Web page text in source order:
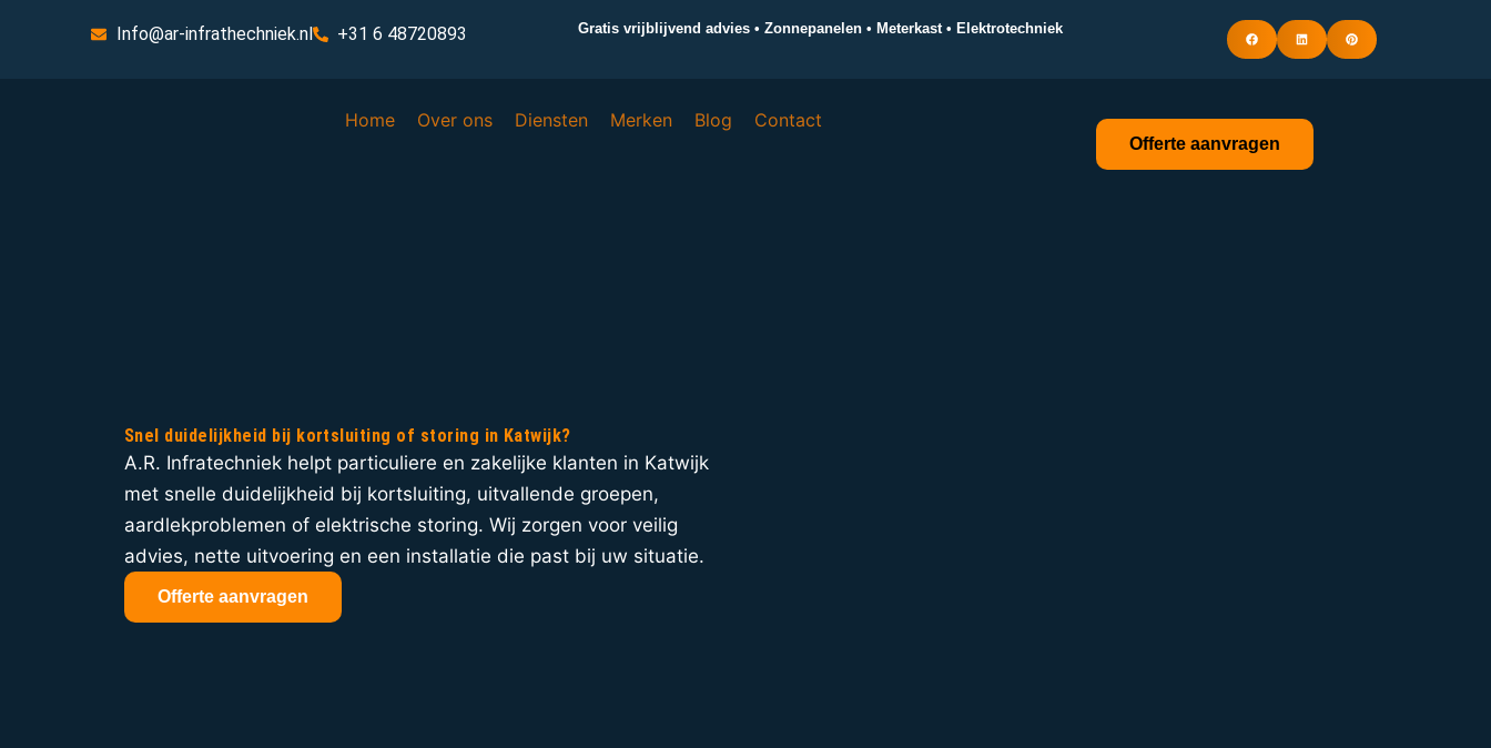
Info@ar-infrathechniek.nl +31 6 48720893 Gratis vrijblijvend advies • Zonnepanelen • Meterkast • Elektrotechniek
Home Over ons Diensten Merken Blog Contact
Offerte aanvragen
Snel duidelijkheid bij kortsluiting of storing in Katwijk?
A.R. Infratechniek helpt particuliere en zakelijke klanten in Katwijk
met snelle duidelijkheid bij kortsluiting, uitvallende groepen,
aardlekproblemen of elektrische storing. Wij zorgen voor veilig
advies, nette uitvoering en een installatie die past bij uw situatie.
Offerte aanvragen